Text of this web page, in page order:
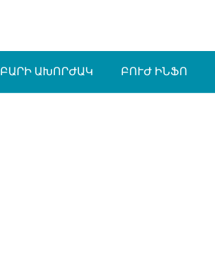
ԲԱՐԻ ԱԽՈՐԺԱԿ ԲՈՒԺ ԻՆՖՈ